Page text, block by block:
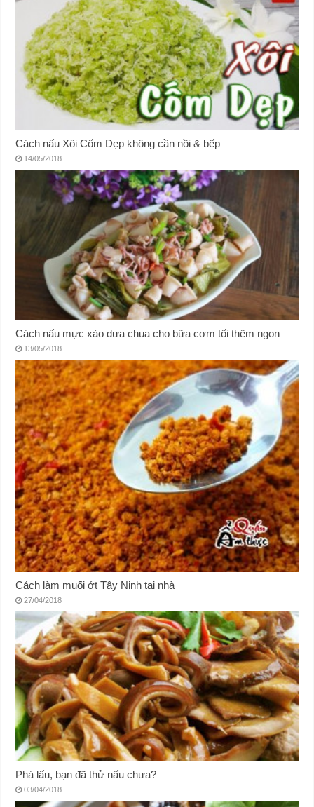
Cách nấu Xôi Cốm Dẹp không cần nồi & bếp
14/05/2018
Cách nấu mực xào dưa chua cho bữa cơm tối thêm ngon
13/05/2018
Cách làm muối ớt Tây Ninh tại nhà
27/04/2018
Phá lấu, bạn đã thử nấu chưa?
03/04/2018